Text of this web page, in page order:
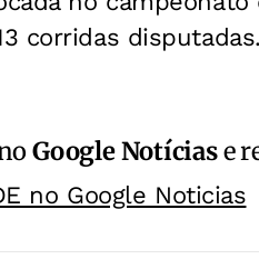
corridas disputadas.
Google Notíciase
no Google Noticias